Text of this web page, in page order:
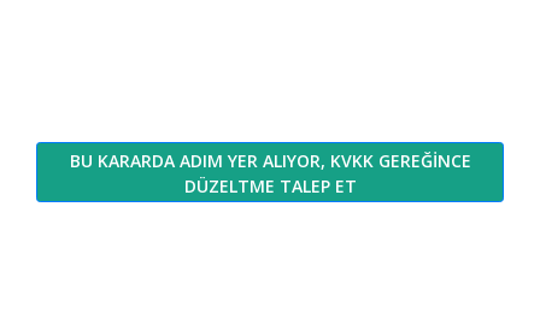
BU KARARDA ADIM YER ALIYOR, KVKK GEREĞİNCE
DÜZELTME TALEP ET